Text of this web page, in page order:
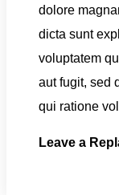
dolore
dicta sunt
voluptatem
aut fugit, sed
qui ratione
Leave a